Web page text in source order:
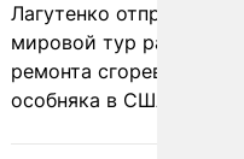
Лагутенко отправился в
мировой тур ради
ремонта сгоревшего
особняка в США